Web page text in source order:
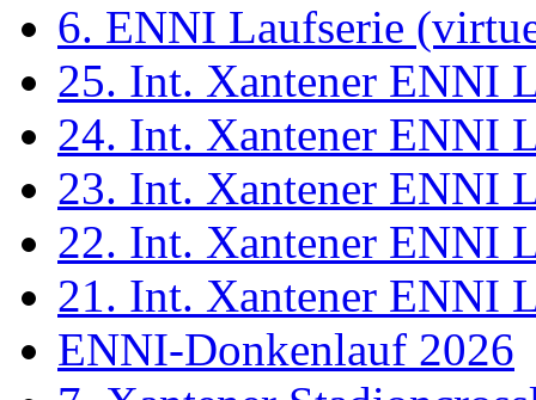
6. ENNI Laufserie
25. Int. Xantener ENNI
24. Int. Xantener ENNI
23. Int. Xantener ENNI
22. Int. Xantener ENNI
21. Int. Xantener ENNI
ENNI-Donkenlauf 2026